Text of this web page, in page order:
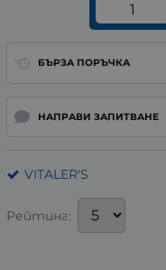
БЪРЗА ПОРЪЧКА
НАПРАВИ ЗАПИТВАНЕ
VITALER'S
Рейтинг: